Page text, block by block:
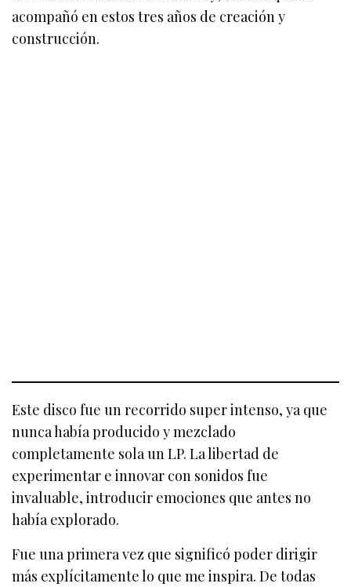
acompañó en estos tres años de creación y
construcción.
Este disco fue un recorrido super intenso, ya que
nunca había producido y mezclado
completamente sola un LP. La libertad de
experimentar e innovar con sonidos fue
invaluable, introducir emociones que antes no
había explorado.
Fue una primera vez que significó poder dirigir
más explícitamente lo que me inspira. De todas